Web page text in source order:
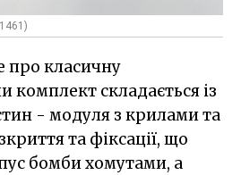
про класичну
комплект складається із
- модуля з крилами та
та фіксації, що
бомби хомутами, а